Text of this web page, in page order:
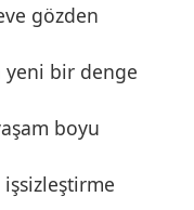
gözden
yeni bir denge
boyu
işsizleştirme